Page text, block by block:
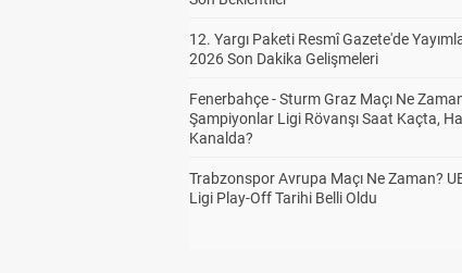
12. Yargı Paketi Resmî Gazete'de
2026 Son Dakika Gelişmeleri
Fenerbahçe - Sturm Graz Maçı Ne
Şampiyonlar Ligi Rövanşı Saat Kaçta,
Kanalda?
Trabzonspor Avrupa Maçı Ne Zaman?
Ligi Play-Off Tarihi Belli Oldu